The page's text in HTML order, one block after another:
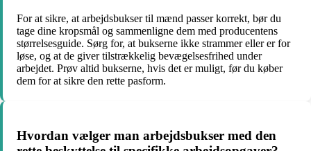
For at sikre, at arbejdsbukser til mænd passer korrekt, bør du
tage dine kropsmål og sammenligne dem med producentens
størrelsesguide. Sørg for, at bukserne ikke strammer eller er for
løse, og at de giver tilstrækkelig bevægelsesfrihed under
arbejdet. Prøv altid bukserne, hvis det er muligt, før du køber
dem for at sikre den rette pasform.
Hvordan vælger man arbejdsbukser med den